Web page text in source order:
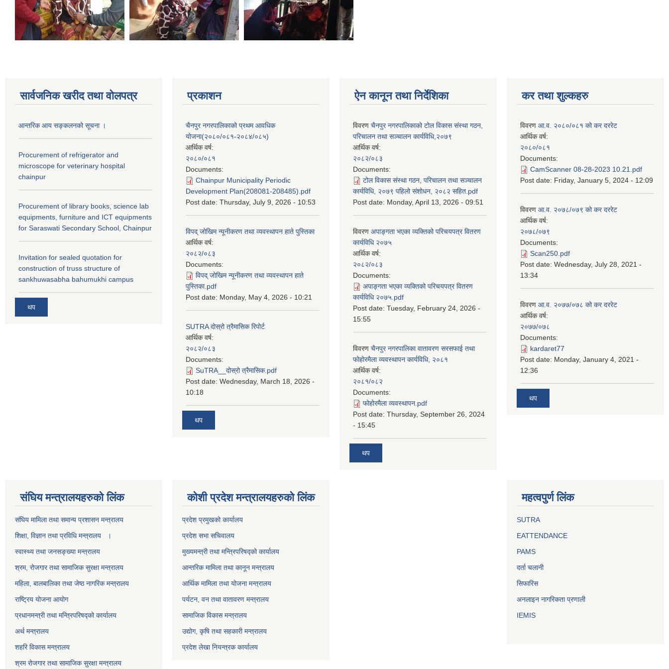
सार्वजनिक खरीद तथा वाेलपत्र
आन्तरिक आय सङ्कलनको सूचना ।
Procurement of refrigerator and
microscope for veterinary hospital
chainpur
Procurement of library books, science lab
equipments, furniture and ICT equipments
for Saraswati Secondary School, Chainpur
Invitation for sealed quotation for
construction of truss structure of
sankhuwasabha bahumukhi campus
थप
प्रकाशन
चैनपुर नगरपालिकाको प्रथम आवधिक
योजना(२०८०/०८१-२०८४/०८५)
आर्थिक वर्ष:
२०८०/०८१
Documents:
Chainpur Municipality Periodic
Development Plan(208081-208485).pdf
Post date: Thursday, July 9, 2026 - 10:53
विपद् जोखिम न्यूनीकरण तथा व्यवस्थापन हाते पुस्तिका
आर्थिक वर्ष:
२०८२/०८३
Documents:
विपद् जोखिम न्यूनीकरण तथा व्यवस्थापन हाते
पुस्तिका.pdf
Post date: Monday, May 4, 2026 - 10:21
SUTRA दोस्रो त्रैमासिक रिपोर्ट
आर्थिक वर्ष:
२०८२/०८३
Documents:
SuTRA__दोस्रो त्रैमासिक.pdf
Post date: Wednesday, March 18, 2026 -
10:18
थप
ऐन कानून तथा निर्देशिका
विवरण चैनपुर नगरपालिकाको टोल विकास संस्था गठन,
परिचालन तथा सञ्चालन कार्यविधि,२०७९
आर्थिक वर्ष:
२०८२/०८३
Documents:
टोल विकास संस्था गठन, परिचालन तथा सञ्चालन
कार्यविधि, २०७९ पहिलो संशोधन, २०८२ सहित.pdf
Post date: Monday, April 13, 2026 - 09:51
विवरण अपाङ्गता भएका व्यक्तिको परिचयपत्र वितरण
कार्यविधि २०७५
आर्थिक वर्ष:
२०८२/०८३
Documents:
अपाङ्गता भएका व्यक्तिको परिचयपत्र वितरण
कार्यविधि २०७५.pdf
Post date: Tuesday, February 24, 2026 -
15:55
विवरण चैनपुर नगरपालिका वातावरण सरसफाई तथा
फोहोरमैला व्यवस्थापन कार्यविधि, २०८१
आर्थिक वर्ष:
२०८१/०८२
Documents:
फोहोरमैला व्यवस्थापन.pdf
Post date: Thursday, September 26, 2024
- 15:45
थप
कर तथा शुल्कहरु
विवरण आ.व. २०८०/०८१ को कर दररेट
आर्थिक वर्ष:
२०८०/०८१
Documents:
CamScanner 08-28-2023 10.21.pdf
Post date: Friday, January 5, 2024 - 12:09
विवरण आ.व. २०७८/०७९ को कर दररेट
आर्थिक वर्ष:
२०७८/०७९
Documents:
Scan250.pdf
Post date: Wednesday, July 28, 2021 -
13:34
विवरण आ.व. २०७७/०७८ को कर दररेट
आर्थिक वर्ष:
२०७७/०७८
Documents:
kardaret77
Post date: Monday, January 4, 2021 -
12:36
थप
स‌ंघिय मन्त्रालयहरुको लिंक
स‌ंघिय मामिला तथा समान्य प्रशासन मन्त्रालय
शिक्षा, विज्ञान तथा प्रविधि मन्त्रालय ।
स्वास्थ्य तथा जनसङ्ख्या मन्त्रालय
श्रम, रोजगार तथा सामाजिक सुरक्षा मन्त्रालय
महिला, बालबालिका तथा जेष्ठ नागरिक मन्त्रालय
राष्ट्रिय योजना आयोग
प्रधानमन्त्री तथा मन्त्रिपरिषद्को कार्यालय
अर्थ मन्त्रालय
शहरि विकास मन्त्रालय
श्रम रोजगार तथा सामाजिक सुरक्षा मन्त्रालय
कोशी प्रदेश मन्त्रालयहरुको लिंक
प्रदेश प्रमुखको कार्यालय
प्रदेश सभा सचिवालय
मुख्यमन्त्री तथा मन्त्रिपरिषद्को कार्यालय
आन्तरिक मामिला तथा कानून मन्त्रालय
आर्थिक मामिला तथा योजना मन्त्रालय
पर्यटन, वन तथा वातावरण मन्त्रालय
सामाजिक विकास मन्त्रालय
उद्योग, कृषि तथा सहकारी मन्त्रालय
प्रदेश लेखा नियन्त्रक कार्यालय
महत्वपुर्ण लिंक
SUTRA
EATTENDANCE
PAMS
दर्ता चलानी
सिफारिस
अनलाइन नागरिकता प्रणाली
IEMIS